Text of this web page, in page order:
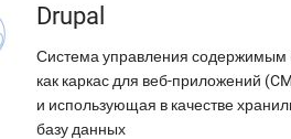
Drupal
Система управления содержимым
как каркас для веб-приложений
и использующая в качестве
базу данных